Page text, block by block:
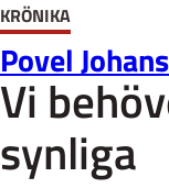
KRÖNIKA
Povel
Vi
synliga